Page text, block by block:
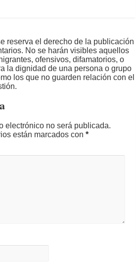
reserva el derecho de la publicación
No se harán visibles aquellos
ofensivos, difamatorios, o
la dignidad de una persona o grupo
los que no guarden relación con el
electrónico no será publicada.
están marcados con*